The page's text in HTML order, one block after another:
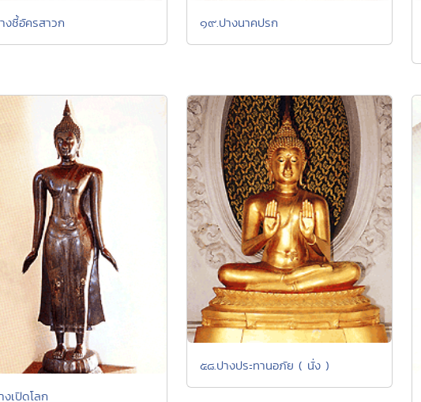
งชี้อัครสาวก ๑๙.ปางนาคปรก
เปิดโลก
๕๘.ปางประทานอภัย ( นั่ง )